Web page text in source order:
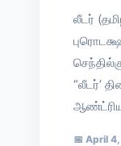
லீடர்
“லீடர்’
📅 April